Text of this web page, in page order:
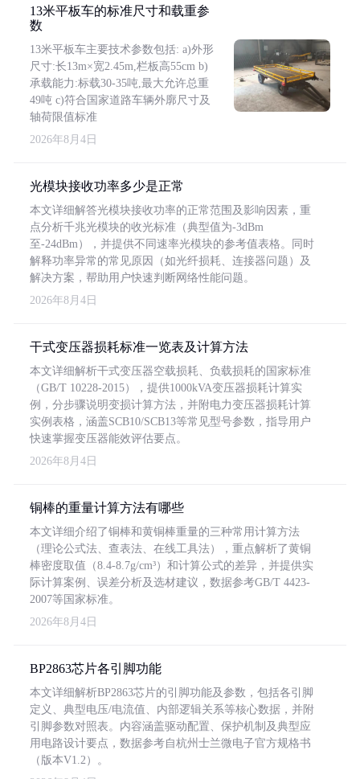
13米平板车的标准尺寸和载重参
数
13米平板车主要技术参数包括: a)外形
尺寸:长13m×宽2.45m,栏板高55cm b)
承载能力:标载30-35吨,最大允许总重
49吨 c)符合国家道路车辆外廓尺寸及
轴荷限值标准
2026年8月4日
光模块接收功率多少是正常
本文详细解答光模块接收功率的正常范围及影响因素，重
点分析千兆光模块的收光标准（典型值为-3dBm
至-24dBm），并提供不同速率光模块的参考值表格。同时
解释功率异常的常见原因（如光纤损耗、连接器问题）及
解决方案，帮助用户快速判断网络性能问题。
2026年8月4日
干式变压器损耗标准一览表及计算方法
本文详细解析干式变压器空载损耗、负载损耗的国家标准
（GB/T 10228-2015），提供1000kVA变压器损耗计算实
例，分步骤说明变损计算方法，并附电力变压器损耗计算
实例表格，涵盖SCB10/SCB13等常见型号参数，指导用户
快速掌握变压器能效评估要点。
2026年8月4日
铜棒的重量计算方法有哪些
本文详细介绍了铜棒和黄铜棒重量的三种常用计算方法
（理论公式法、查表法、在线工具法），重点解析了黄铜
棒密度取值（8.4-8.7g/cm³）和计算公式的差异，并提供实
际计算案例、误差分析及选材建议，数据参考GB/T 4423-
2007等国家标准。
2026年8月4日
BP2863芯片各引脚功能
本文详细解析BP2863芯片的引脚功能及参数，包括各引脚
定义、典型电压/电流值、内部逻辑关系等核心数据，并附
引脚参数对照表。内容涵盖驱动配置、保护机制及典型应
用电路设计要点，数据参考自杭州士兰微电子官方规格书
（版本V1.2）。